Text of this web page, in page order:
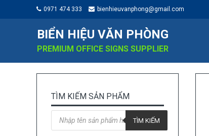
0971 474 333 bienhieuvanphong@gmail.com
BIỂN HIỆU VĂN PHÒNG
PREMIUM OFFICE SIGNS SUPPLIER
TÌM KIẾM SẢN PHẨM
Tìm
kiếm
TÌM KIẾM